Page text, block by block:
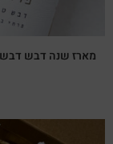
מארז שנה דבש דבש